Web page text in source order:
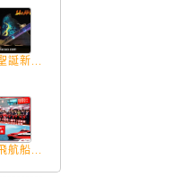
誕新...
航船...